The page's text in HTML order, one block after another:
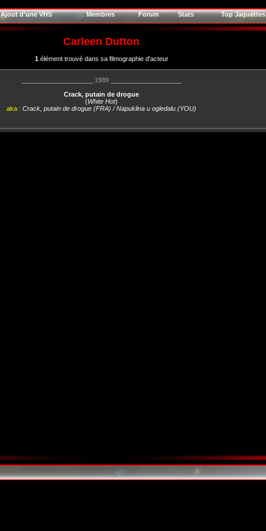
Ajout d'une VHS Membres Forum Stats Top Jaquettes
Carleen Dutton
1élément trouvé dans sa filmographie d'acteur
1989____________________
Crack, putain de drogue
(White Hot)
aka : Crack, putain de drogue (FRA) / Napuklina u ogledalu (YOU)